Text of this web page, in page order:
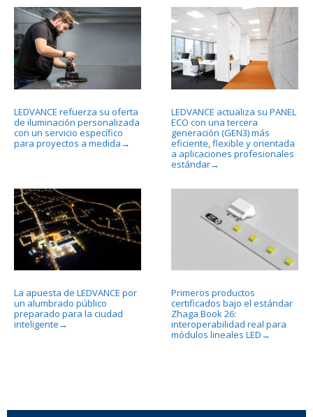
LEDVANCE refuerza su oferta
de iluminación personalizada
con un servicio específico
para proyectos a medida →
LEDVANCE actualiza su PANEL
ECO con una tercera
generación (GEN3) más
eficiente, flexible y orientada
a aplicaciones profesionales
estándar→
La apuesta de LEDVANCE por
un alumbrado público
preparado para la ciudad
inteligente →
Primeros productos
certificados bajo el estándar
Zhaga Book 26:
interoperabilidad real para
módulos lineales LED →